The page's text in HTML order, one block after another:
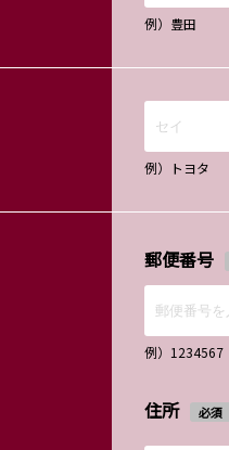
例）豊田
例）トヨタ
郵便番号
例）
住所 必須